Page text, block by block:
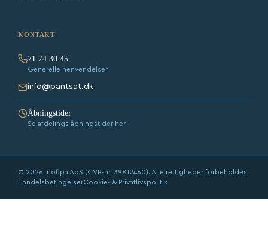
KONTAKT
71 74 30 45
Generelle henvendelser
info@pantsat.dk
Åbningstider
Se afdelings åbningstider her
© 2026, nofipa ApS (CVR-nr. 39812460). Alle rettigheder forbeholdes.
HandelsbetingelserCookie- & Privatlivspolitik